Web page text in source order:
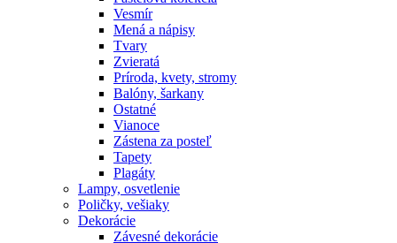
Vesmír
Mená a nápisy
Tvary
Zvieratá
Príroda, kvety, stromy
Balóny, šarkany
Ostatné
Vianoce
Zástena za posteľ
Tapety
Plagáty
Lampy, osvetlenie
Poličky, vešiaky
Dekorácie
Závesné dekorácie